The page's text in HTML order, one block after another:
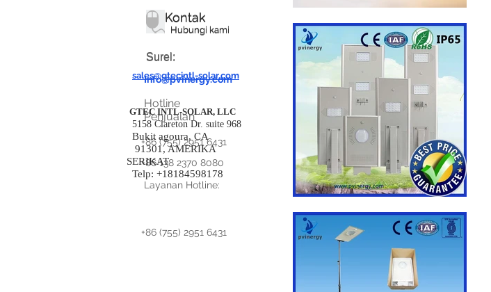
Kontak
Hubungi kami
Surel:
Info@pvinergy.com
Hotline
Penjualan
+86 (755) 2951 6431
+86 138 2370 8080
Layanan Hotline:
+86 (755) 2951 6431
Kontak
Hubungi kami
Surel:
sales@gtecintl-solar.com
GTEC INTL-SOLAR, LLC
5158 Clareton Dr. suite 968
Bukit agoura, CA
91301, AMERIKA
SERIKAT
Telp: +18184598178